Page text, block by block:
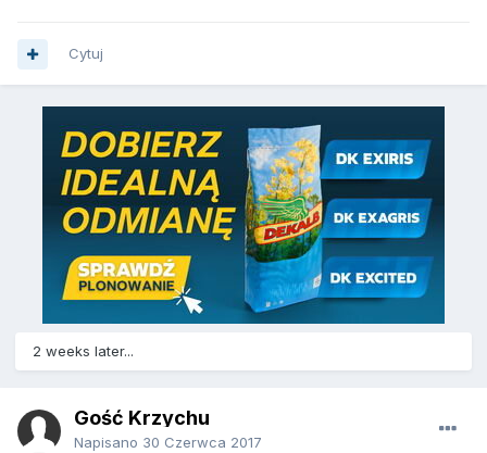
Cytuj
2 weeks later...
Gość Krzychu
Napisano 30 Czerwca 2017